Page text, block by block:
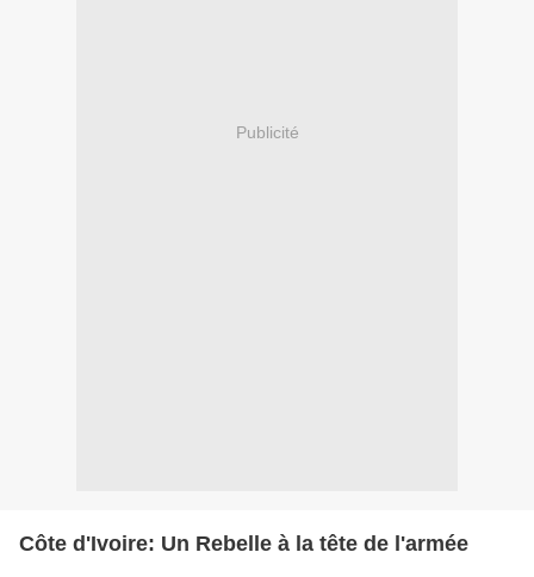
Publicité
Côte d'Ivoire: Un Rebelle à la tête de l'armée